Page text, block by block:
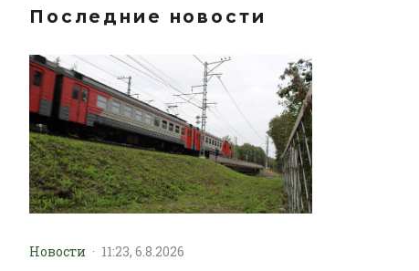
Последние новости
Новости · 11:23, 6.8.2026